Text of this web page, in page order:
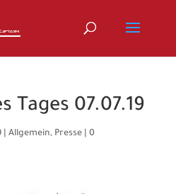
Tages 07.07.19
| Allgemein, Presse| 0